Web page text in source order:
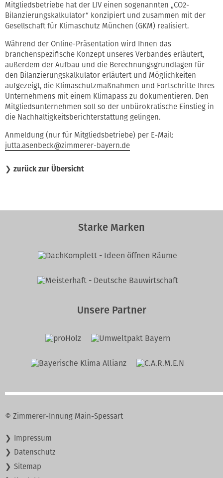
Mitgliedsbetriebe hat der LIV einen sogenannten „CO2-
Bilanzierungskalkulator“ konzipiert und zusammen mit der
Gesellschaft für Klimaschutz München (GKM) realisiert.
Während der Online-Präsentation wird Ihnen das
branchenspezifische Konzept unseres Verbandes erläutert,
außerdem der Aufbau und die Berechnungsgrundlagen für
den Bilanzierungskalkulator erläutert und Möglichkeiten
aufgezeigt, die Klimaschutzmaßnahmen und Fortschritte Ihres
Unternehmens mit einem Klimapass zu dokumentieren. Den
Mitgliedsunternehmen soll so der unbürokratische Einstieg in
die Nachhaltigkeitsberichterstattung gelingen.
Anmeldung (nur für Mitgliedsbetriebe) per E-Mail:
jutta.asenbeck@zimmerer-bayern.de
❯ zurück zur Übersicht
Starke Marken
Unsere Partner
© Zimmerer-Innung Main-Spessart
Navigation
überspringen
Impressum
Datenschutz
Sitemap